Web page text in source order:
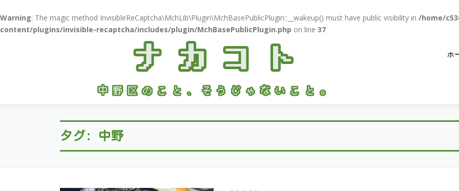
Warning: The magic method InvisibleReCaptcha\MchLib\Plugin\MchBasePublicPlugin::__wakeup() must have public visibility in /home/
content/plugins/invisible-recaptcha/includes/plugin/MchBasePublicPlugin.php on line 37
ホ
タグ: 中野